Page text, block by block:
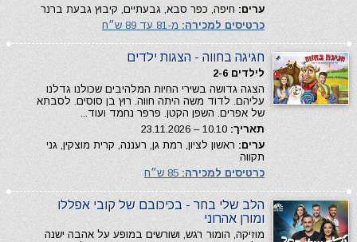
ערים: חיפה, כפר סבא, גבעתיים, קיבוץ גבעת ברנר
כרטיסים למכירה: מ-81 עד 89 ש״ח
חגיגה בחווה - הצגות ילדים
לילדים 2-6
הצגה גדושה בשירי החיות המלהיבים שכולנו גדלנו
עליהם. לדוד משה היתה חווה. רוץ בן סוסים. לסבתא
של אפרים. השפן הקטן. פרפר נחמד ועוד...
תאריך:
ערים: ראשון לציון, רמת גן, רעננה, קרית מוצקין, גני
תקווה
כרטיסים למכירה:
הלב שלי בחר - בכיכובם של קובי אפללו
ומורן אהרוני
מוזיקה, הומור רגש, ושורשים במופע על אהבה ישנה